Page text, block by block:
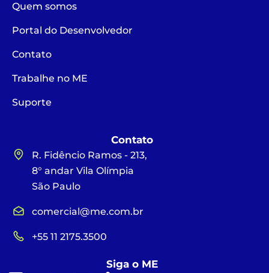
Quem somos
Portal do Desenvolvedor
Contato
Trabalhe no ME
Suporte
Contato
R. Fidêncio Ramos - 213,
8° andar Vila Olímpia
São Paulo
comercial@me.com.br
+55 11 2175.3500
Siga o ME